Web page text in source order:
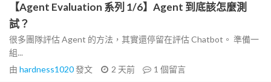
【Agent Evaluation 系列 1/6】Agent 到底該怎麼測
試？
很多團隊評估 Agent 的方法，其實還停留在評估 Chatbot。 準備一
組...
由 hardness1020發文 2 天前 1 個留言